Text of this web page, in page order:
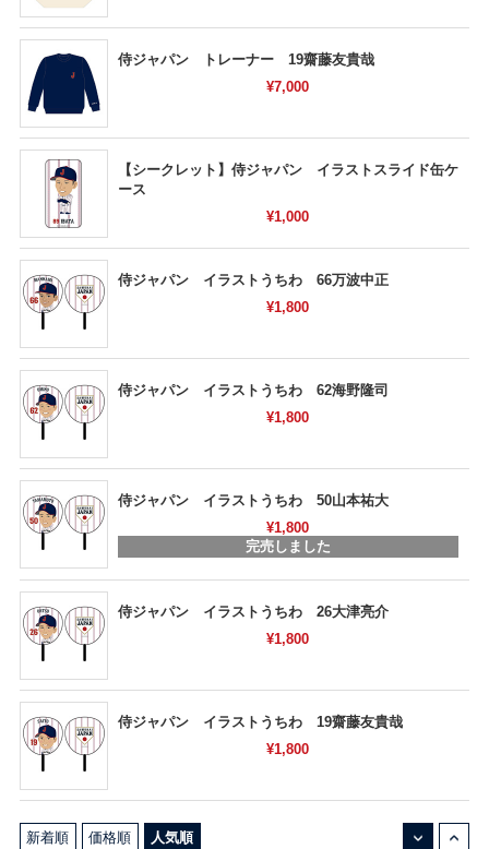
侍ジャパン トレーナー 19齋藤友貴哉
¥7,000
【シークレット】侍ジャパン イラストスライド缶ケ
ース
¥1,000
侍ジャパン イラストうちわ 66万波中正
¥1,800
侍ジャパン イラストうちわ 62海野隆司
¥1,800
侍ジャパン イラストうちわ 50山本祐大
¥1,800
完売しました
侍ジャパン イラストうちわ 26大津亮介
¥1,800
侍ジャパン イラストうちわ 19齋藤友貴哉
¥1,800
新着順 価格順 人気順